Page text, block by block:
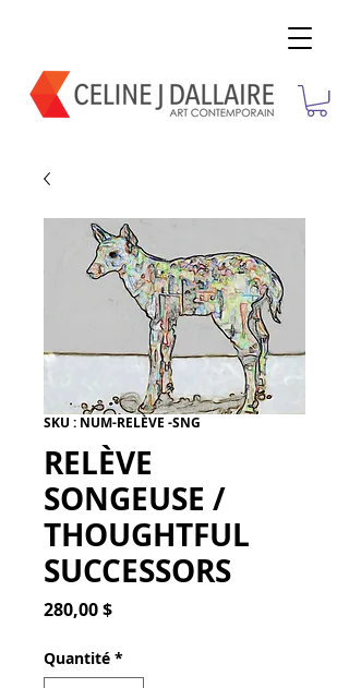
SKU : NUM-RELÈVE -SNG
RELÈVE
SONGEUSE /
THOUGHTFUL
SUCCESSORS
280,00 $Prix
Quantité *